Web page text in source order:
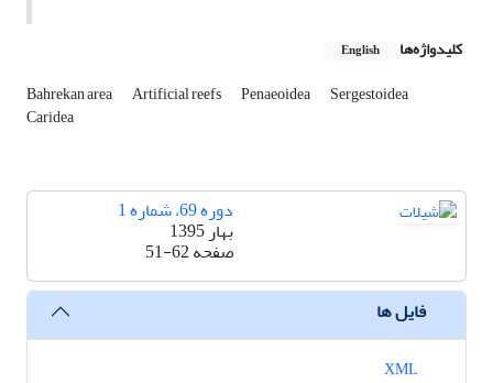
کلیدواژه‌ها English
Bahrekan area Artificial reefs Penaeoidea Sergestoidea
Caridea
دوره 69، شماره 1
بهار 1395
صفحه51-62
فایل ها